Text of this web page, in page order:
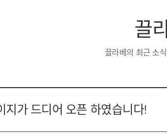
끌
끌라베의 최근 소
지가 드디어 오픈 하였습니다!